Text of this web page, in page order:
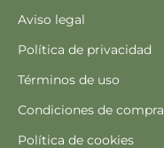
Aviso legal
Política de privacidad
Términos de uso
Condiciones de compra
Política de cookies